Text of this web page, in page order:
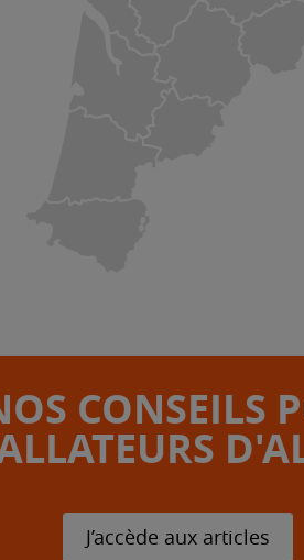
CONSEILS
J’accède aux articles